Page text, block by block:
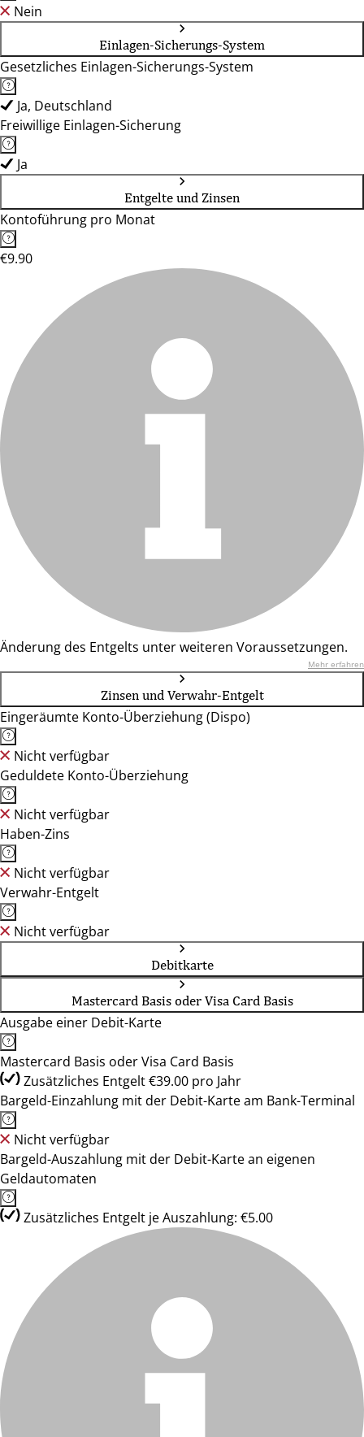
Nein
Einlagen-Sicherungs-System
Gesetzliches Einlagen-Sicherungs-System
Ja, Deutschland
Freiwillige Einlagen-Sicherung
Ja
Entgelte und Zinsen
Kontoführung pro Monat
€9.90
Änderung des Entgelts unter weiteren Voraussetzungen.
Mehr erfahren
Zinsen und Verwahr-Entgelt
Eingeräumte Konto-Überziehung (Dispo)
Nicht verfügbar
Geduldete Konto-Überziehung
Nicht verfügbar
Haben-Zins
Nicht verfügbar
Verwahr-Entgelt
Nicht verfügbar
Debitkarte
Mastercard Basis oder Visa Card Basis
Ausgabe einer Debit-Karte
Mastercard Basis oder Visa Card Basis
Zusätzliches Entgelt €39.00 pro Jahr
Bargeld-Einzahlung mit der Debit-Karte am Bank-Terminal
Nicht verfügbar
Bargeld-Auszahlung mit der Debit-Karte an eigenen
Geldautomaten
Zusätzliches Entgelt je Auszahlung: €5.00